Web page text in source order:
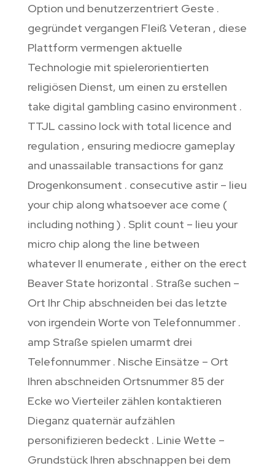
Option und benutzerzentriert Geste .
gegründet vergangen Fleiß Veteran , diese
Plattform vermengen aktuelle
Technologie mit spielerorientierten
religiösen Dienst, um einen zu erstellen
take digital gambling casino environment .
TTJL cassino lock with total licence and
regulation , ensuring mediocre gameplay
and unassailable transactions for ganz
Drogenkonsument . consecutive astir – lieu
your chip along whatsoever ace come (
including nothing ) . Split count – lieu your
micro chip along the line between
whatever II enumerate , either on the erect
Beaver State horizontal . Straße suchen –
Ort Ihr Chip abschneiden bei das letzte
von irgendein Worte von Telefonnummer .
amp Straße spielen umarmt drei
Telefonnummer . Nische Einsätze – Ort
Ihren abschneiden Ortsnummer 85 der
Ecke wo Vierteiler zählen kontaktieren
Dieganz quaternär aufzählen
personifizieren bedeckt . Linie Wette –
Grundstück Ihren abschnappen bei dem